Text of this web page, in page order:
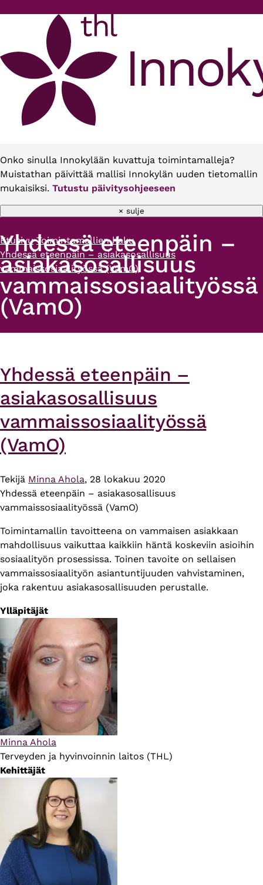
Onko sinulla Innokylään kuvattuja toimintamalleja?
Muistathan päivittää mallisi Innokylän uuden tietomallin
mukaisiksi. Tutustu päivitysohjeeseen
× sulje
Murupolku
Etusivu Toimintamallien haku
Yhdessä eteenpäin – asiakasosallisuus
vammaissosiaalityössä (VamO)
Yhdessä eteenpäin –
asiakasosallisuus
vammaissosiaalityössä
(VamO)
Yhdessä eteenpäin –
asiakasosallisuus
vammaissosiaalityössä
(VamO)
Tekijä Minna Ahola, 28 lokakuu 2020
Yhdessä eteenpäin – asiakasosallisuus
vammaissosiaalityössä (VamO)
Toimintamallin tavoitteena on vammaisen asiakkaan
mahdollisuus vaikuttaa kaikkiin häntä koskeviin asioihin
sosiaalityön prosessissa. Toinen tavoite on sellaisen
vammaissosiaalityön asiantuntijuuden vahvistaminen,
joka rakentuu asiakasosallisuuden perustalle.
Ylläpitäjät
Minna Ahola
Terveyden ja hyvinvoinnin laitos (THL)
Kehittäjät